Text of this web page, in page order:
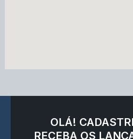
OLÁ!
RECEBA OS